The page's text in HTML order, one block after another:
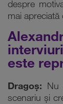
despre
mai apreciată
este
Dragoș: Nu
scenariu și